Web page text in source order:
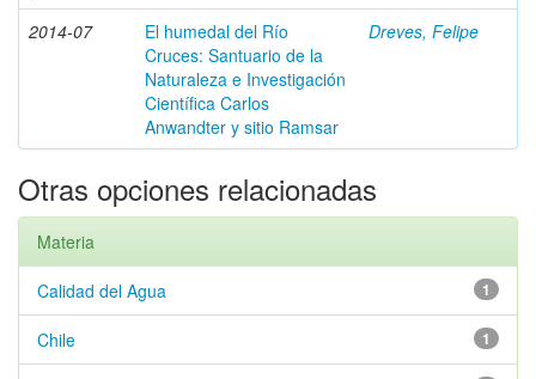
2014-07
El humedal del Río
Cruces: Santuario de la
Naturaleza e Investigación
Científica Carlos
Anwandter y sitio Ramsar
Dreves, Felipe
Otras opciones relacionadas
Materia
1
Calidad del Agua
1
Chile